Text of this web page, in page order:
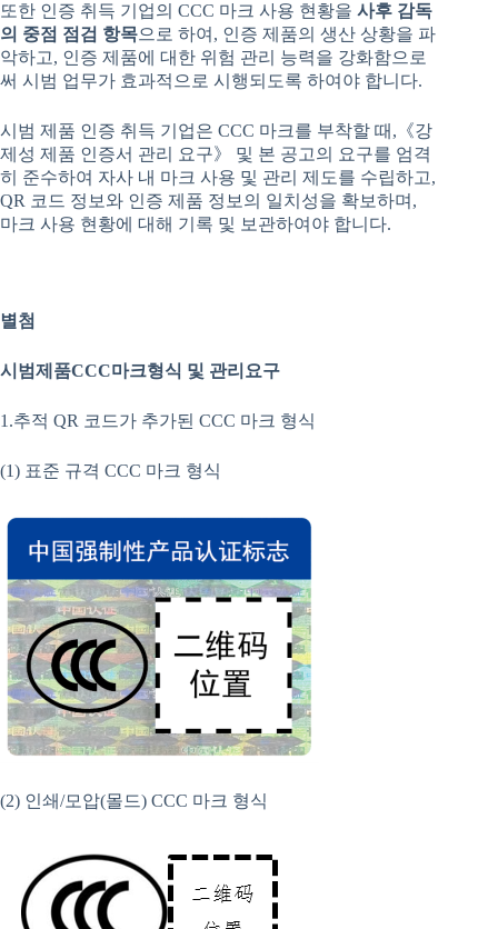
또한 인증 취득 기업의 CCC 마크 사용 현황을 사후 감독
의 중점 점검 항목으로 하여, 인증 제품의 생산 상황을 파
악하고, 인증 제품에 대한 위험 관리 능력을 강화함으로
써 시범 업무가 효과적으로 시행되도록 하여야 합니다.
시범 제품 인증 취득 기업은 CCC 마크를 부착할 때,《강
제성 제품 인증서 관리 요구》 및 본 공고의 요구를 엄격
히 준수하여 자사 내 마크 사용 및 관리 제도를 수립하고,
QR 코드 정보와 인증 제품 정보의 일치성을 확보하며,
마크 사용 현황에 대해 기록 및 보관하여야 합니다.
별첨
시범제품CCC마크형식 및 관리요구
1.추적 QR 코드가 추가된 CCC 마크 형식
(1) 표준 규격 CCC 마크 형식
(2) 인쇄/모압(몰드) CCC 마크 형식